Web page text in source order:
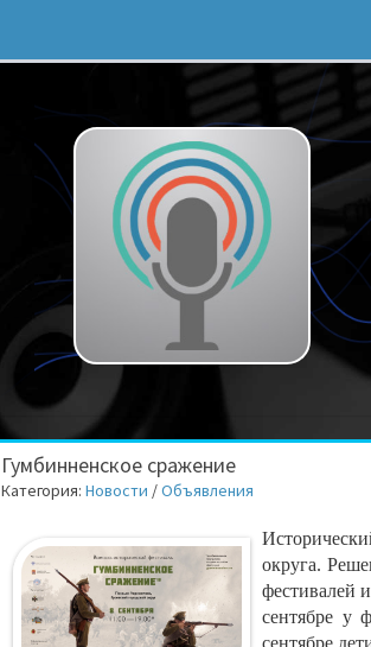
Гумбинненское сражение
Категория: Новости /Объявления
округа.
фестивалей
сентябре у
сентябре